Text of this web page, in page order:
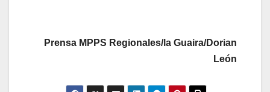
Prensa MPPS Regionales/la Guaira/Dorian
León